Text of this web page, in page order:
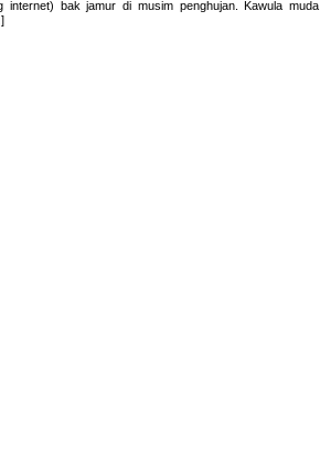
internet) bak jamur di musim penghujan. Kawula muda